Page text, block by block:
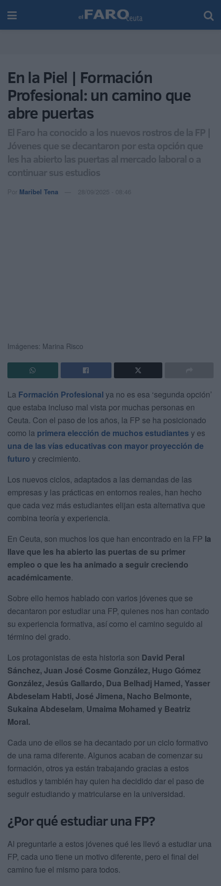
En la Piel | Formación
Profesional: un camino que
abre puertas
El Faro ha conocido a los nuevos rostros de la FP |
Jóvenes que se decantaron por esta opción que
les ha abierto las puertas al mercado laboral o a
continuar sus estudios
Por Maribel Tena 28/09/2025 - 08:46
Imágenes: Marina Risco
La Formación Profesional ya no es esa ‘segunda opción’
que estaba incluso mal vista por muchas personas en
Ceuta. Con el paso de los años, la FP se ha posicionado
como la primera elección de muchos estudiantes y es
una de las vías educativas con mayor proyección de
futuro y crecimiento.
Los nuevos ciclos, adaptados a las demandas de las
empresas y las prácticas en entornos reales, han hecho
que cada vez más estudiantes elijan esta alternativa que
combina teoría y experiencia.
En Ceuta, son muchos los que han encontrado en la FP la
llave que les ha abierto las puertas de su primer
empleo o que les ha animado a seguir creciendo
académicamente.
Sobre ello hemos hablado con varios jóvenes que se
decantaron por estudiar una FP, quienes nos han contado
su experiencia formativa, así como el camino seguido al
término del grado.
Los protagonistas de esta historia son David Peral
Sánchez, Juan José Cosme González, Hugo Gómez
González, Jesús Gallardo, Dua Belhadj Hamed, Yasser
Abdeselam Habti, José Jimena, Nacho Belmonte,
Sukaina Abdeselam, Umaima Mohamed y Beatriz
Moral.
Cada uno de ellos se ha decantado por un ciclo formativo
de una rama diferente. Algunos acaban de comenzar su
formación, otros ya están trabajando gracias a estos
estudios y también hay quien ha decidido dar el paso de
seguir estudiando y matricularse en la universidad.
¿Por qué estudiar una FP?
Al preguntarle a estos jóvenes qué les llevó a estudiar una
FP, cada uno tiene un motivo diferente, pero el final del
camino fue el mismo para todos.